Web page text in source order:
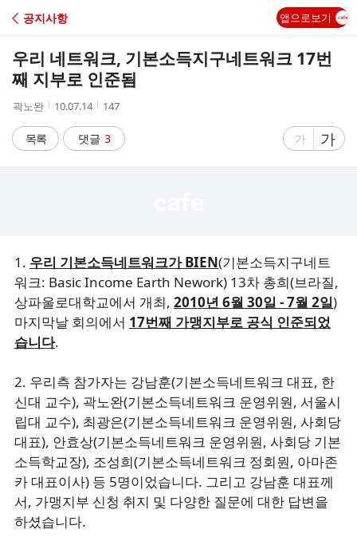
C
공지사항 앱으로보기
우리 네트워크, 기본소득지구네트워크 17번
째 지부로 인준됨
작
자
곽노완
작
시
간
10.07.14
조
수
147
목록 댓글 3
글
게
가
글
자
게
가
1. 우리 기본소득네트워크가 BIEN(기본소득지구네트
워크: Basic Income Earth Nework) 13차 총희(브라질,
상파울로대학교에서 개최, 2010년 6월 30일 - 7월 2일)
마지막날 회의에서 17번째 가맹지부로 공식 인준되었
습니다.
2. 우리측 참가자는 강남훈(기본소득네트워크 대표, 한
신대 교수), 곽노완(기본소득네트워크 운영위원, 서울시
립대 교수), 최광은(기본소득네트워크 운영위원, 사회당
대표), 안효상(기본소득네트워크 운영위원, 사회당 기본
소득학교장), 조성희(기본소득네트워크 정회원, 아마존
카 대표이사) 등 5명이었습니다. 그리고 강남훈 대표께
서, 가맹지부 신청 취지 및 다양한 질문에 대한 답변을
하셨습니다.